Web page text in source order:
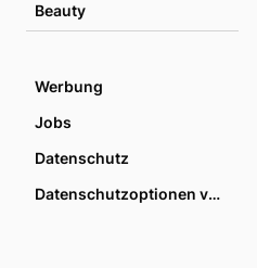
Beauty
Werbung
Jobs
Datenschutz
Datenschutzoptionen verwalten